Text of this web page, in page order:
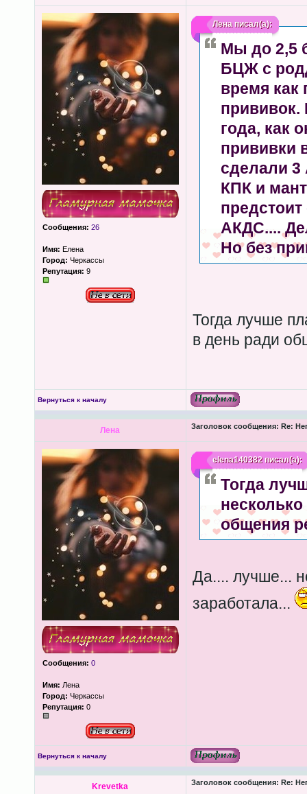
Сообщения: 26
Имя: Елена
Город: Черкассы
Репутация: 9
Ленаписал(а):
Мы до 2,5
БЦЖ с
время как
года, как
прививки
сделали
КПК и
АКДС....
Но без
Тогда лучше
в день ради
Вернуться к началу
Лена Заголовок сообщения: Re:
Сообщения: 0
Имя: Лена
Город: Черкассы
Репутация: 0
elena140382писал(а):
Тогда
общения
Да.... лучше...
заработала...
Вернуться к началу
Krevetkа Заголовок сообщения: Re: